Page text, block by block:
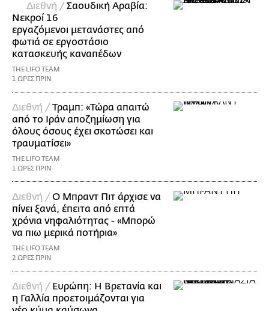
Διεθνή / Σαουδική Αραβία:
Νεκροί 16
εργαζόμενοι μετανάστες από
φωτιά σε εργοστάσιο
κατασκευής καναπέδων
THE LIFO TEAM
1 ΩΡΕΣ ΠΡΙΝ
Διεθνή / Τραμπ: «Τώρα απαιτώ
από το Ιράν αποζημίωση για
όλους όσους έχει σκοτώσει και
τραυματίσει»
THE LIFO TEAM
1 ΩΡΕΣ ΠΡΙΝ
Διεθνή / Ο Μπραντ Πιτ άρχισε να
πίνει ξανά, έπειτα από επτά
χρόνια νηφαλιότητας - «Μπορώ
να πιω μερικά ποτήρια»
THE LIFO TEAM
2 ΩΡΕΣ ΠΡΙΝ
Διεθνή / Ευρώπη: Η Βρετανία και
η Γαλλία προετοιμάζονται για